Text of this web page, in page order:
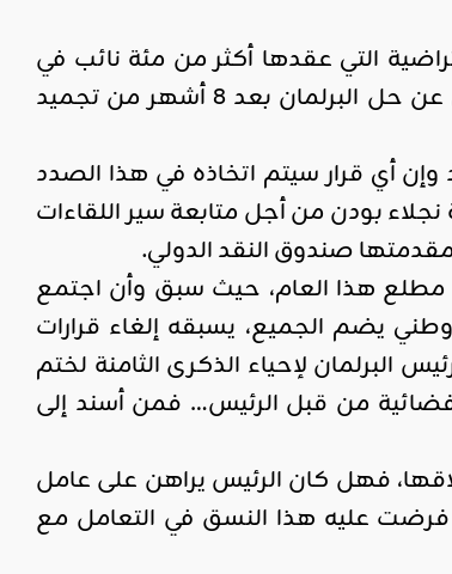
2022 بسرعة على الجلسة الافتراضية التي عقدها أكثر من مئة نائب في
البرلمان في نفس اليوم في « تحد » لتدابيره الاستثنائية، حيث لم يتردد في الإعلان عن حل البرلمان بعد 8 أشهر من تجميد
أي قرار سيتم اتخاذه في هذا الصدد
بودن من أجل متابعة سير اللقاءات
صندوق النقد الدولي.
مطلع هذا العام، حيث سبق وأن اجتمع
يضم الجميع، يسبقه إلغاء قرارات
البرلمان لإحياء الذكرى الثامنة لختم
من قبل الرئيس… فمن أسند إلى
فهل كان الرئيس يراهن على عامل
فرضت عليه هذا النسق في التعامل مع